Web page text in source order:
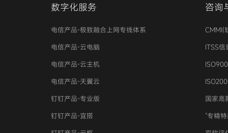
数字化服务
电信产品-极致融合上网专线体系
电信产品-云电脑
电信产品-云主机
电信产品-天翼云
钉钉产品-专业版
钉钉产品-宜搭
咨询
CMMI(
ITSS
国家高
“专精